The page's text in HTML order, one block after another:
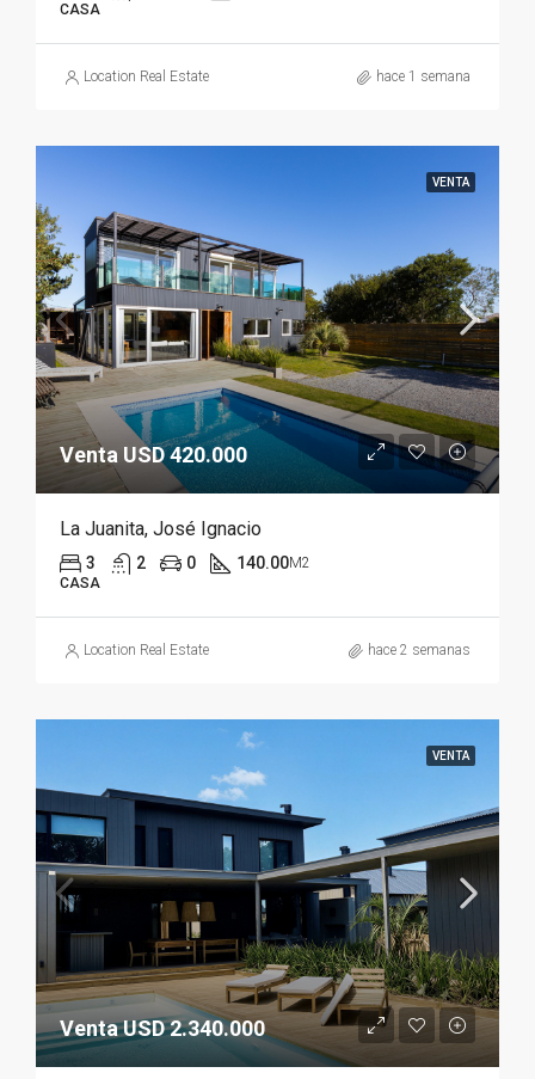
CASA
Location Real Estate hace 1 semana
VENTA
Venta USD 420.000
La Juanita, José Ignacio
3 2 0 140.00M2
CASA
Location Real Estate hace 2 semanas
VENTA
Venta USD 2.340.000